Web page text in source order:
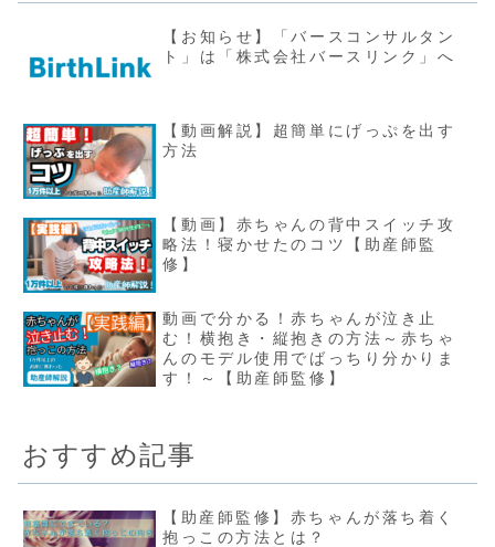
【お知らせ】「バースコンサルタン
ト」は「株式会社バースリンク」へ
【動画解説】超簡単にげっぷを出す
方法
【動画】赤ちゃんの背中スイッチ攻
略法！寝かせたのコツ【助産師監
修】
動画で分かる！赤ちゃんが泣き止
む！横抱き・縦抱きの方法～赤ちゃ
んのモデル使用でばっちり分かりま
す！～【助産師監修】
おすすめ記事
【助産師監修】赤ちゃんが落ち着く
抱っこの方法とは？